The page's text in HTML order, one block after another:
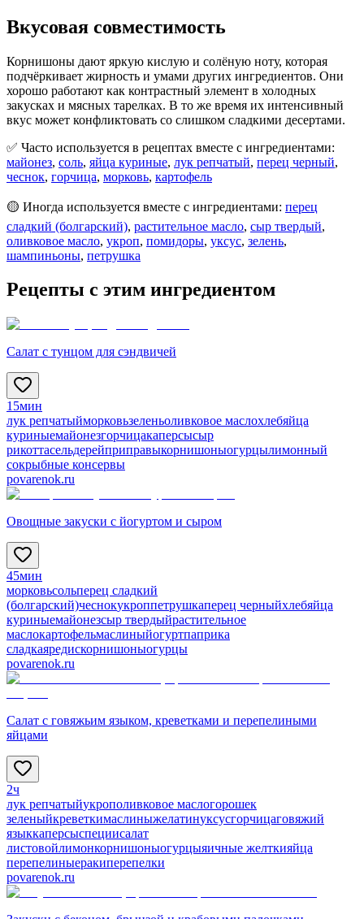
Вкусовая совместимость
Корнишоны дают яркую кислую и солёную ноту, которая
подчёркивает жирность и умами других ингредиентов. Они
хорошо работают как контрастный элемент в холодных
закусках и мясных тарелках. В то же время их интенсивный
вкус может конфликтовать со слишком сладкими десертами.
✅ Часто используется в рецептах вместе с ингредиентами:
майонез, соль, яйца куриные, лук репчатый, перец черный,
чеснок, горчица, морковь, картофель
🟡 Иногда используется вместе с ингредиентами: перец
сладкий (болгарский), растительное масло, сыр твердый,
оливковое масло, укроп, помидоры, уксус, зелень,
шампиньоны, петрушка
Рецепты с этим ингредиентом
Салат с тунцом для сэндвичей
15мин
лук репчатыйморковьзеленьоливковое маслохлебяйца
куриныемайонезгорчицакаперсысыр
рикоттасельдерейприправыкорнишоныогурцылимонный
сокрыбные консервы
povarenok.ru
Овощные закуски с йогуртом и сыром
45мин
морковьсольперец сладкий
(болгарский)чеснокукроппетрушкаперец черныйхлебяйца
куриныемайонезсыр твердыйрастительное
маслокартофельмаслиныйогуртпаприка
сладкаяредискорнишоныогурцы
povarenok.ru
Салат с говяжьим языком, креветками и перепелиными
яйцами
2ч
лук репчатыйукрополивковое маслогорошек
зеленыйкреветкимаслиныжелатинуксусгорчицаговяжий
языккаперсыспециисалат
листовойлимонкорнишоныогурцыяичные желткияйца
перепелиныеракиперепелки
povarenok.ru